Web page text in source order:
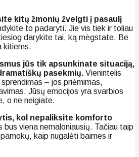
kitų žmonių žvelgti į pasaulį
to padaryti. Jie vis tiek ir toliau
darykite tai, ką mėgstate. Be
kitiems.
jūs tik apsunkinate situaciją,
pasekmių. Vienintelis
– jos priėmimas,
Jūsų emocijos yra svarbios
o ne neigiate.
kol nepaliksite komforto
bus viena nemaloniausių. Tačiau taip
kaip nugalėti baimes ir